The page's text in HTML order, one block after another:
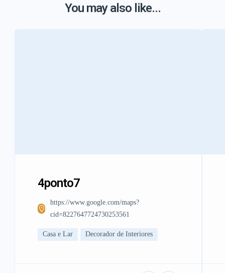
You may also like...
4ponto7
https://www.google.com/maps?
cid=8227647724730253561
Casa e Lar Decorador de Interiores